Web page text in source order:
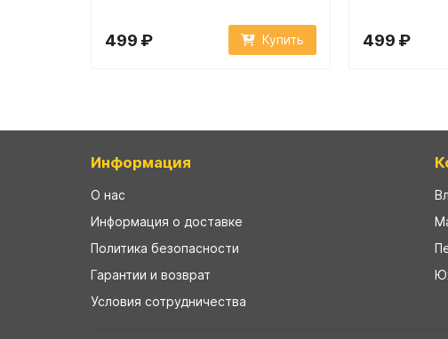
499 ₽ Купить 499 ₽
Информация
О нас
Информация о доставке
Политика безопасности
Гарантии и возврат
Условия сотрудничества